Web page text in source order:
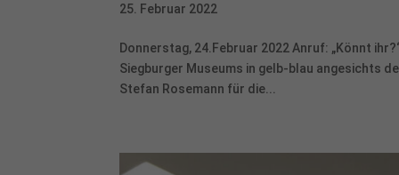
25. Februar 2022
Donnerstag, 24.Februar 2022 Anruf: „Könnt
Siegburger Museums in gelb-blau angesichts
Stefan Rosemann für die...
(z. B.